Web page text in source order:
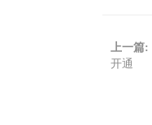
上一篇:
开通